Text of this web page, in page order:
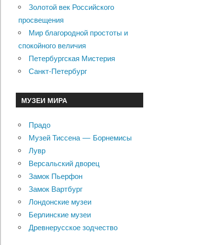
Золотой век Российского
просвещения
Мир благородной простоты и
спокойного величия
Петербургская Мистерия
Санкт-Петербург
МУЗЕИ МИРА
Прадо
Музей Тиссена — Борнемисы
Лувр
Версальский дворец
Замок Пьерфон
Замок Вартбург
Лондонские музеи
Берлинские музеи
Древнерусское зодчество